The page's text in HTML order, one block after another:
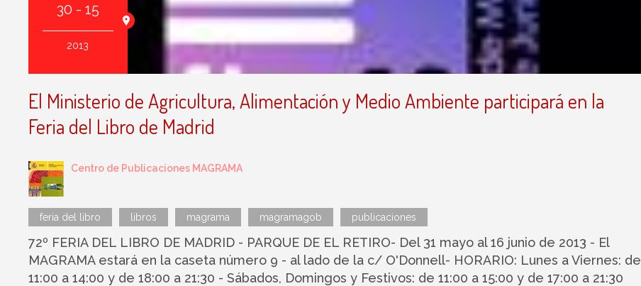
30 - 15
2013
El Ministerio de Agricultura, Alimentación y Medio Ambiente participará en la
Feria del Libro de Madrid
Centro de Publicaciones MAGRAMA
feria del libro libros magrama magramagob publicaciones
72º FERIA DEL LIBRO DE MADRID - PARQUE DE EL RETIRO- Del 31 mayo al 16 junio de 2013 - El
MAGRAMA estará en la caseta número 9 - al lado de la c/ O'Donnell- HORARIO: Lunes a Viernes: de
11:00 a 14:00 y de 18:00 a 21:30 - Sábados, Domingos y Festivos: de 11:00 a 15:00 y de 17:00 a 21:30